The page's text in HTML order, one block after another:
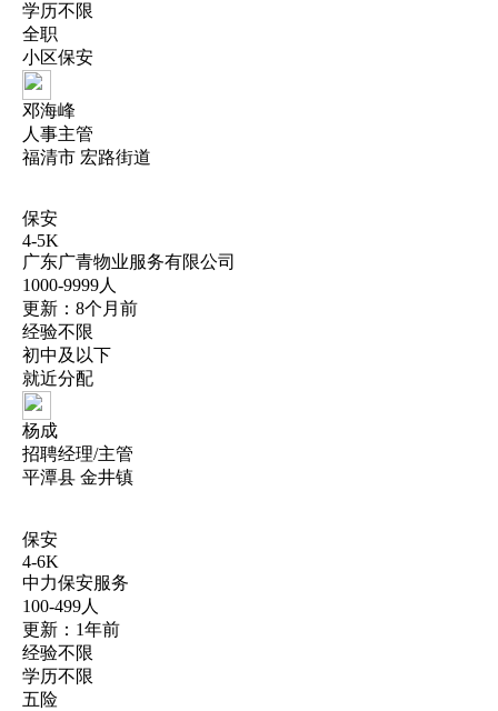
学历不限
全职
小区保安
邓海峰
人事主管
福清市 宏路街道
保安
4-5K
广东广青物业服务有限公司
1000-9999人
更新：8个月前
经验不限
初中及以下
就近分配
杨成
招聘经理/主管
平潭县 金井镇
保安
4-6K
中力保安服务
100-499人
更新：1年前
经验不限
学历不限
五险